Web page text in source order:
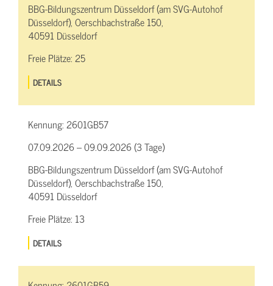
BBG-Bildungszentrum Düsseldorf (am SVG-Autohof
Düsseldorf), Oerschbachstraße 150,
40591 Düsseldorf
Freie Plätze:25
DETAILS
Kennung:2601GB57
07.09.2026 – 09.09.2026 (3 Tage)
BBG-Bildungszentrum Düsseldorf (am SVG-Autohof
Düsseldorf), Oerschbachstraße 150,
40591 Düsseldorf
Freie Plätze: 13
DETAILS